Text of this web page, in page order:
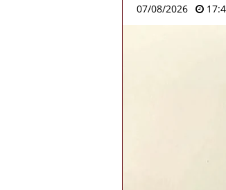
07/08/2026